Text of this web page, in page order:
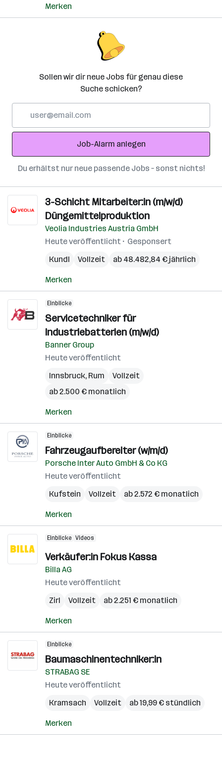
Merken
Sollen wir dir neue Jobs für genau diese
Suche schicken?
Adresse
Job-Alarm anlegen
Du erhältst nur neue passende Jobs – sonst nichts!
3-Schicht Mitarbeiter:in (m/w/d)
Düngemittelproduktion
Veolia Industries Austria GmbH
Heute veröffentlicht
Gesponsert
Kundl
Vollzeit ab 48.482,84 € jährlich
Merken
Einblicke
Servicetechniker für
Industriebatterien (m/w/d)
Banner Group
Heute veröffentlicht
Innsbruck, Rum
Vollzeit
ab 2.500 € monatlich
Merken
Einblicke
Fahrzeugaufbereiter (w/m/d)
Porsche Inter Auto GmbH & Co KG
Heute veröffentlicht
Kufstein
Vollzeit ab 2.572 € monatlich
Merken
Einblicke Videos
Verkäufer:in Fokus Kassa
Billa AG
Heute veröffentlicht
Zirl
Vollzeit ab 2.251 € monatlich
Merken
Einblicke
Baumaschinentechniker:in
STRABAG SE
Heute veröffentlicht
Kramsach
Vollzeit ab 19,99 € stündlich
Merken